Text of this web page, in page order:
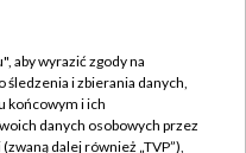
TVP
TVP
aby wyrazić zgody na
i zbierania danych,
końcowym i ich
danych osobowych przez
dalej również „TVP”),